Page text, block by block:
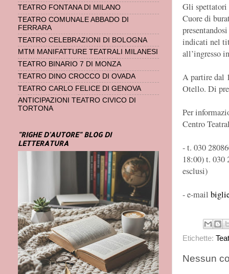
Gli spettatori
Cuore di
indicati nel
all’ingresso
A partire dal
Otello. Di
Per
Centro
- t. 030
18:00) t. 030
esclusi)
- e-mail
Etichette:
Nessun
TEATRO FONTANA DI MILANO
TEATRO COMUNALE ABBADO DI
FERRARA
TEATRO CELEBRAZIONI DI BOLOGNA
MTM MANIFATTURE TEATRALI MILANESI
TEATRO BINARIO 7 DI MONZA
TEATRO DINO CROCCO DI OVADA
TEATRO CARLO FELICE DI GENOVA
ANTICIPAZIONI TEATRO CIVICO DI
TORTONA
"RIGHE D'AUTORE" BLOG DI
LETTERATURA